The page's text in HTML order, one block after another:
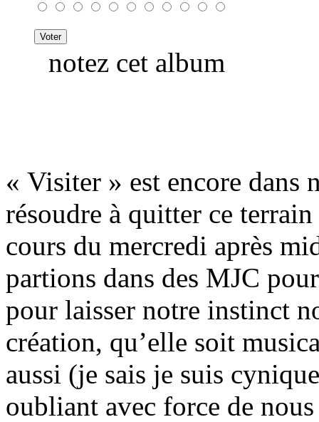
notez cet album
« Visiter » est encore dans
résoudre à quitter ce
cours du mercredi après
partions dans des MJC
pour laisser notre instinct
création, qu’elle soit
aussi (je sais je suis
oubliant avec force de